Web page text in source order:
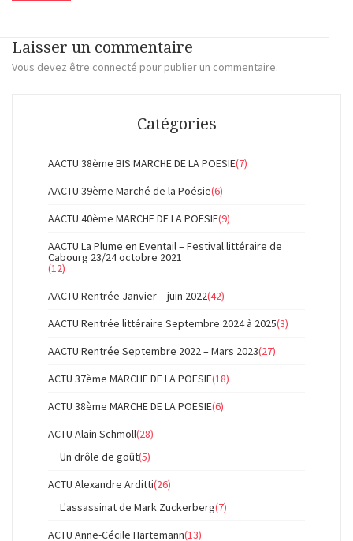
Laisser un commentaire
Vous devez être connecté pour publier un commentaire.
Catégories
AACTU 38ème BIS MARCHE DE LA POESIE(7)
AACTU 39ème Marché de la Poésie(6)
AACTU 40ème MARCHE DE LA POESIE(9)
AACTU La Plume en Eventail – Festival littéraire de
Cabourg 23/24 octobre 2021
(12)
AACTU Rentrée Janvier – juin 2022(42)
AACTU Rentrée littéraire Septembre 2024 à 2025(3)
AACTU Rentrée Septembre 2022 – Mars 2023(27)
ACTU 37ème MARCHE DE LA POESIE(18)
ACTU 38ème MARCHE DE LA POESIE(6)
ACTU Alain Schmoll(28)
Un drôle de goût(5)
ACTU Alexandre Arditti(26)
L'assassinat de Mark Zuckerberg(7)
ACTU Anne-Cécile Hartemann(13)